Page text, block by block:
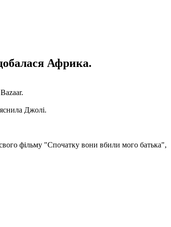
Африка.
Джолі.
фільму "Спочатку вони вбили мого батька",